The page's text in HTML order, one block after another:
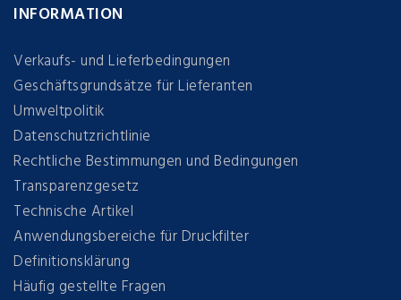
INFORMATION
Verkaufs- und Lieferbedingungen
Geschäftsgrundsätze für Lieferanten
Umweltpolitik
Datenschutzrichtlinie
Rechtliche Bestimmungen und Bedingungen
Transparenzgesetz
Technische Artikel
Anwendungsbereiche für Druckfilter
Definitionsklärung
Häufig gestellte Fragen